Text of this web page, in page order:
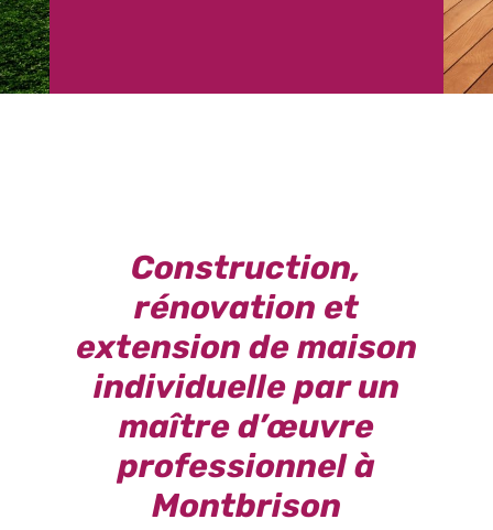
Construction,
rénovation et
extension de maison
individuelle par un
maître d’œuvre
professionnel à
Montbrison